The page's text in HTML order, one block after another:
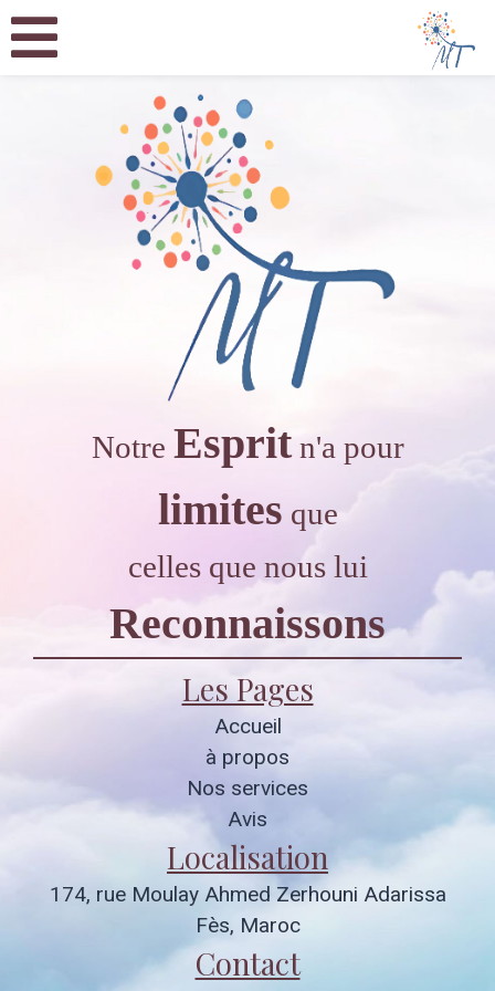
Notre Espritn'a pour
limites que
celles que nous lui
Reconnaissons
Les Pages
Accueil
à propos
Nos services
Avis
Localisation
174, rue Moulay Ahmed Zerhouni Adarissa
Fès, Maroc
Contact